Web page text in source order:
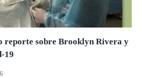
reporte sobre Brooklyn Rivera y
19